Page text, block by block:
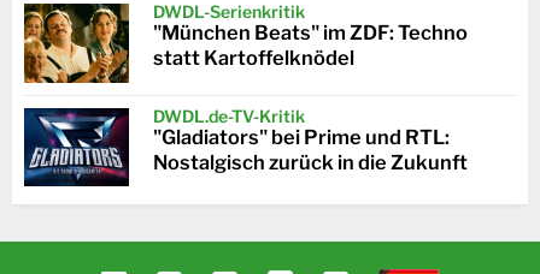
DWDL-Serienkritik
"München Beats" im ZDF: Techno
statt Kartoffelknödel
DWDL.de-TV-Kritik
"Gladiators" bei Prime und RTL:
Nostalgisch zurück in die Zukunft